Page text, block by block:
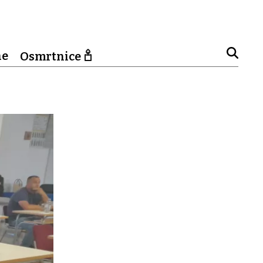
Osmrtnice